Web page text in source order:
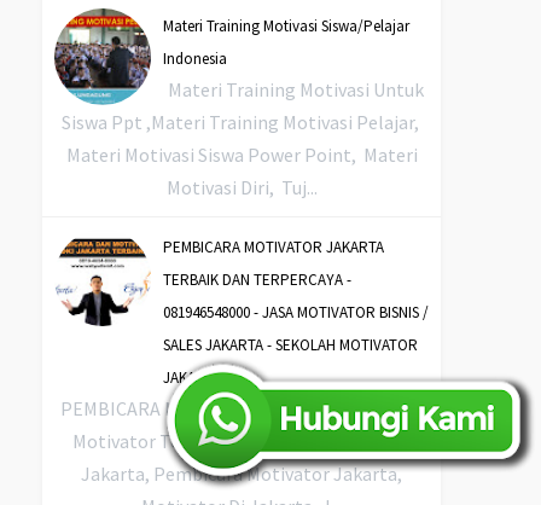
Materi Training Motivasi Siswa/Pelajar
Indonesia
Materi Training Motivasi Untuk
Siswa Ppt ,Materi Training Motivasi Pelajar,
Materi Motivasi Siswa Power Point, Materi
Motivasi Diri, Tuj...
PEMBICARA MOTIVATOR JAKARTA
TERBAIK DAN TERPERCAYA -
081946548000 - JASA MOTIVATOR BISNIS /
SALES JAKARTA - SEKOLAH MOTIVATOR
JAKARTA
PEMBICARA MOTIVATOR JAKARTA, Jakarta
Motivator Toastmaster, Motivator Bisnis
Jakarta, Pembicara Motivator Jakarta,